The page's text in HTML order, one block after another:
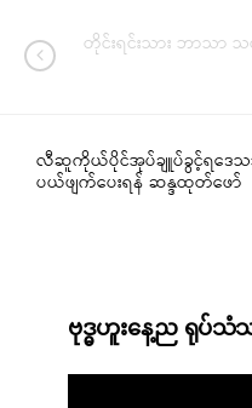
တိုင်းရင်းသား ဘာသာ
လီဆူကိုယ်ပိုင်အုပ်ချူပ်ခွင့်ရဒေ
ပယ်ဖျက်ပေးရန် ဆန္ဒထုတ်ဖော်
ဗုဒ္ဓဟူးနေ့ည ရုပ်သံ